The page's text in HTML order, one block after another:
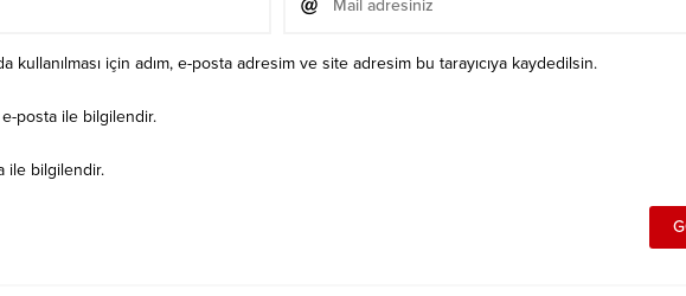
kullanılması için adım, e-posta adresim ve site adresim bu tarayıcıya kaydedilsin.
posta ile bilgilendir.
ile bilgilendir.